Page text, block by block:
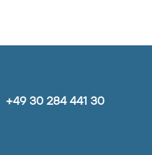
+49 30 284 441 30